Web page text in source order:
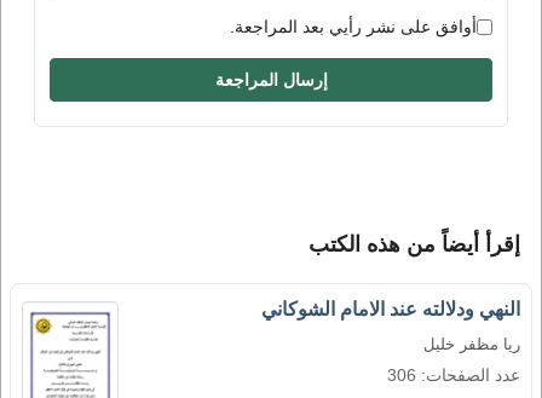
أوافق على نشر رأيي بعد المراجعة.
إرسال المراجعة
إقرأ أيضاً من هذه الكتب
النهي ودلالته عند الامام الشوكاني
ريا مظفر خليل
عدد الصفحات: 306